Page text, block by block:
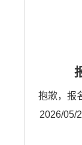
抱歉，报
2026/05/